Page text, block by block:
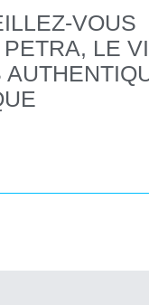
VOUS
PETRA, LE